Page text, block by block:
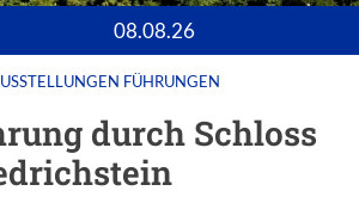
08.08.26
FÜHRUNGEN
durch Schloss